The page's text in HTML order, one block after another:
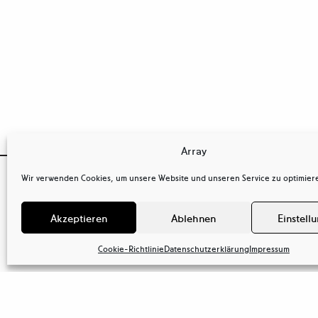
Array
Wir verwenden Cookies, um unsere Website und unseren Service zu
Akzeptieren Ablehnen
Cookie-RichtlinieDatenschutzerklärungImpressum

Agentur der Fotografen GmbH
Behaimstr. 34
13086 Berlin
Deutschland
+
+